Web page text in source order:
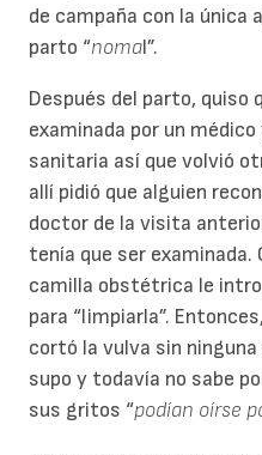
de campaña con la única
parto “nomal”.
Después del parto, quiso
examinada por un
sanitaria así que volvió
allí pidió que alguien
doctor de la visita
tenía que ser examinada.
camilla obstétrica le
para “limpiarla”.
cortó la vulva sin
supo y todavía no sabe
sus gritos “podían oírse